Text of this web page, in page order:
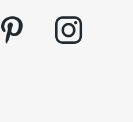
pinterest instagram